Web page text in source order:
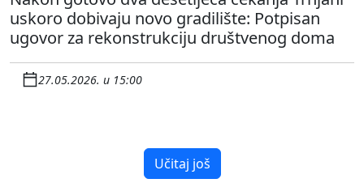
uskoro dobivaju novo gradilište: Potpisan
ugovor za rekonstrukciju društvenog doma
27.05.2026. u 15:00
Učitaj još